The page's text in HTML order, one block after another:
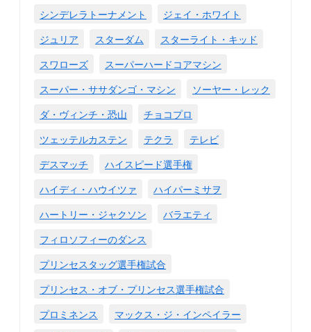
シンデレラトーナメント
ジェイ・ホワイト
ジュリア
スターダム
スターライト・キッド
スワローズ
スーパーハードコアマシン
スーパー・ササダンゴ・マシン
ソーヤー・レック
ダ・ヴィンチ・恐山
チョコプロ
ツェッテルカステン
テクラ
テレビ
デスマッチ
ハイスピード選手権
ハイディ・ハウイツァ
ハイパーミサヲ
ハートリー・ジャクソン
バラエティ
フィロソフィーのダンス
プリンセスタッグ選手権試合
プリンセス・オブ・プリンセス選手権試合
プロミネンス
マックス・ジ・インペイラー